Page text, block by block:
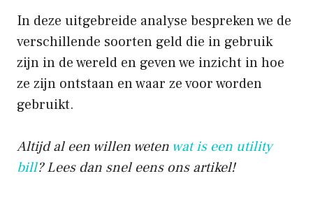
In deze uitgebreide analyse bespreken we de
verschillende soorten geld die in gebruik
zijn in de wereld en geven we inzicht in hoe
ze zijn ontstaan en waar ze voor worden
gebruikt.
Altijd al een willen weten wat is een utility
bill? Lees dan snel eens ons artikel!